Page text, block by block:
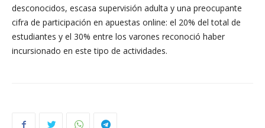
desconocidos, escasa supervisión adulta y una preocupante
cifra de participación en apuestas online: el 20% del total de
estudiantes y el 30% entre los varones reconoció haber
incursionado en este tipo de actividades.